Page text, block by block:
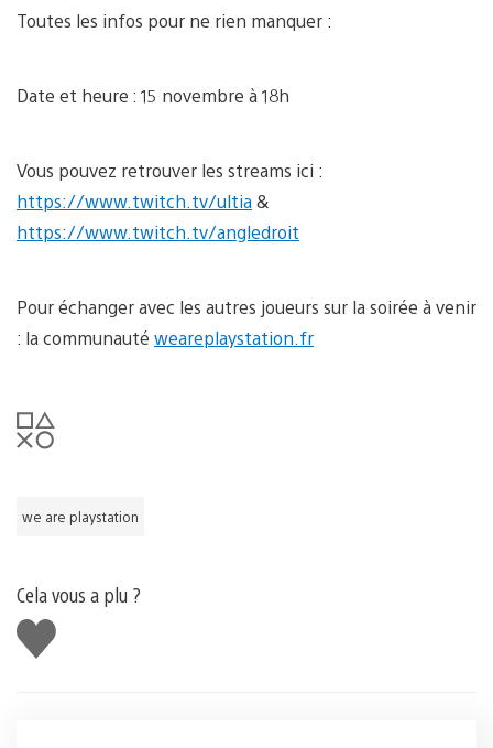
Toutes les infos pour ne rien manquer :
Date et heure : 15 novembre à 18h
Vous pouvez retrouver les streams ici :
https://www.twitch.tv/ultia&
https://www.twitch.tv/angledroit
Pour échanger avec les autres joueurs sur la soirée à venir
: la communauté weareplaystation.fr
we are playstation
Cela vous a plu ?
J'aime